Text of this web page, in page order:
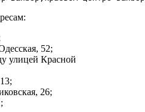
52;
улицей Красной
26;